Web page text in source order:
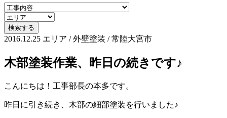
2016.12.25 エリア / 外壁塗装 / 常陸大宮市
木部塗装作業、昨日の続きです♪
こんにちは！工事部長の本多です。
昨日に引き続き、木部の細部塗装を行いました♪